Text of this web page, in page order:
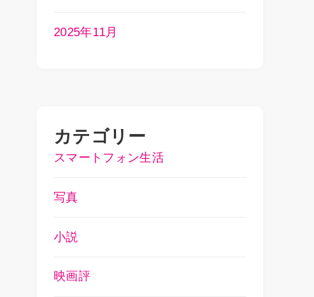
2025年11月
カテゴリー
スマートフォン生活
写真
小説
映画評